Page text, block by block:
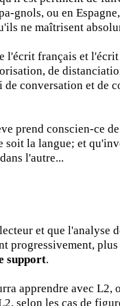
gnols, ou en
ne maîtrisent
l'écrit français et
de
de conversation et de
prend conscien-ce
la langue; et
l'autre...
et que l'analyse
progressivement,
support.
apprendre avec L2,
selon les cas de